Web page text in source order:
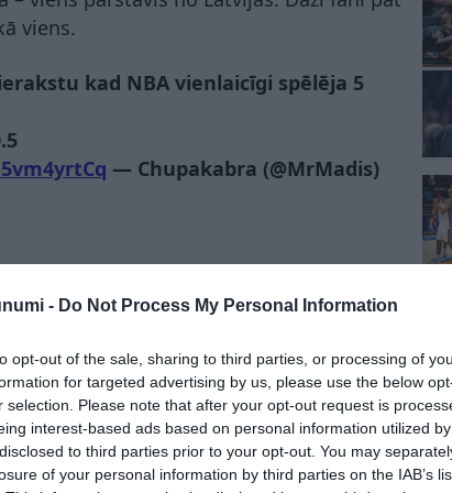
- Do Not Process My Personal Information
opt-out of the sale, sharing to third parties, or processing of
for targeted advertising by us, please use the below
selection. Please note that after your opt-out request is
interest-based ads based on personal information utilized
to third parties prior to your opt-out. You may
of your personal information by third parties on the IAB’s
viens.
kad NBA vienlaicīgi spēlēja 5
— Chupakabra (@MrMadis)
10, 2026
nespēlēja. Nez kad ko tādu varēsim
March 10, 2026